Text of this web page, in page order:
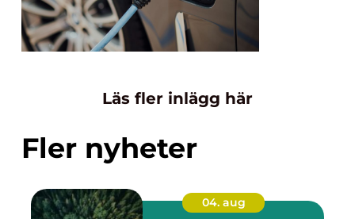
Läs fler inlägg här
Fler nyheter
04. aug